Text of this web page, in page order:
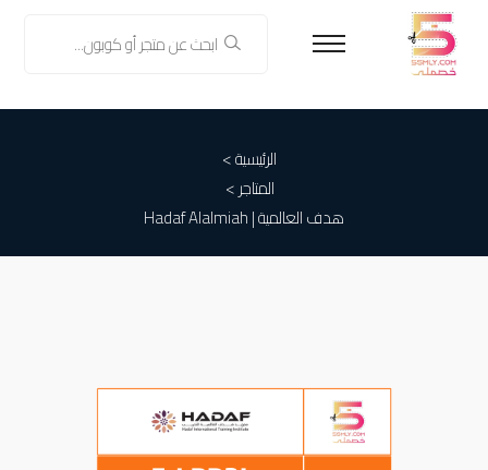
الرئيسية >
المتاجر >
هدف العالمية | Hadaf Alalmiah